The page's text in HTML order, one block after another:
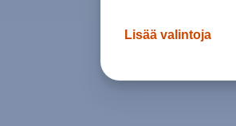
Lisää valintoja